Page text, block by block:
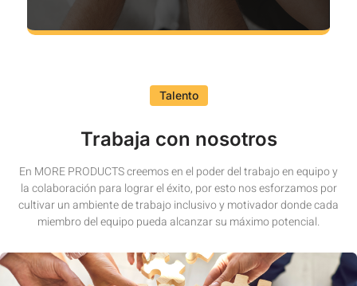
Talento
Trabaja con nosotros
En MORE PRODUCTS creemos en el poder del trabajo en equipo y
la colaboración para lograr el éxito, por esto nos esforzamos por
cultivar un ambiente de trabajo inclusivo y motivador donde cada
miembro del equipo pueda alcanzar su máximo potencial.